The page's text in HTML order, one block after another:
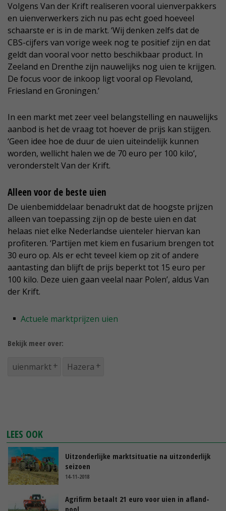
Volgens Van der Krift realiseren vooral uienverpakkers
en uienverwerkers zich nu pas echt goed hoeveel
schaarste er is in de markt. ‘Wij denken zelfs dat de
CBS-cijfers van vorige week nog te positief zijn en dat
geldt dan vooral voor netto beschikbaar product. In
Zeeland en Drenthe zijn nauwelijks nog uien te krijgen.
De focus voor de inkoop ligt vooral op Flevoland,
Friesland en Groningen.’
In een markt met zeer veel belangstelling en nauwelijks
aanbod is het de vraag tot hoever de prijs kan stijgen.
‘Geen idee hoe de duur de uien uiteindelijk kunnen
worden, wellicht halen we de 70 euro per 100 kilo’,
veronderstelt Van der Krift.
Alleen voor de beste uien
De uienbemiddelaar benadrukt dat de hoogste prijzen
alleen van toepassing zijn op de beste uien en dat
helaas niet elke Nederlandse uienteler hiervan kan
profiteren. ‘Partijen met kiem en fusarium brengen tot
30 euro op. Als er echt teveel kiem op zit of andere
aantasting dan blijft de prijs beperkt tot 15 euro per
100 kilo. Deze uien gaan veelal naar Polen’, aldus Van
der Krift.
Actuele marktprijzen uien
Bekijk meer over:
uienmarkt Hazera
LEES OOK
Uitzonderlijke marktsituatie na uitzonderlijk
seizoen
14-11-2018
Agrifirm betaalt 21 euro voor uien in afland-